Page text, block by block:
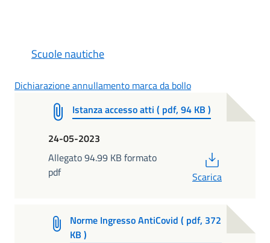
Scuole nautiche
Dichiarazione annullamento marca da bollo
Istanza accesso atti ( pdf, 94 KB )
24-05-2023
Allegato 94.99 KB formato
pdf
Scarica
Norme Ingresso AntiCovid ( pdf, 372
KB )